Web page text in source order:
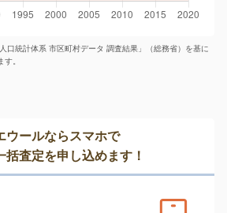
口統計体系 市区町村データ 調査結果」（総務省）を基に
。
ウールならスマホで
括査定を申し込めます！